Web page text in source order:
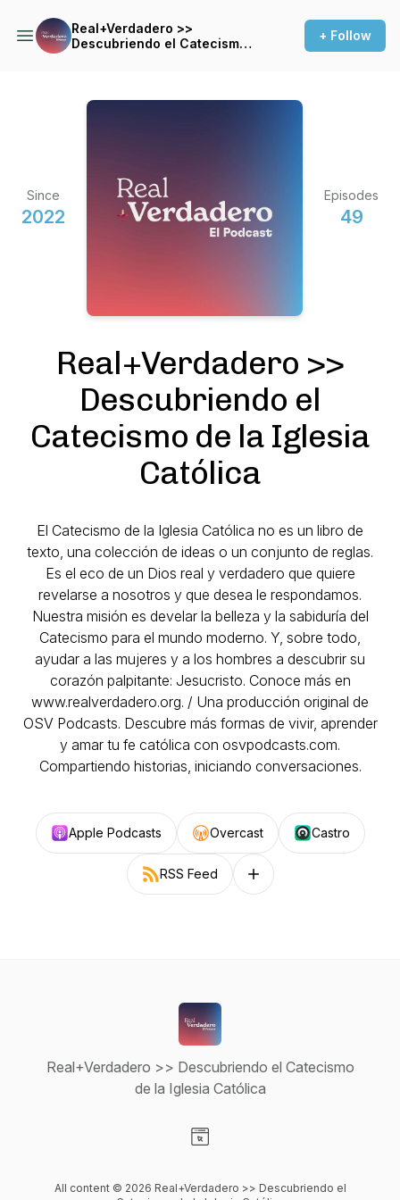
Real+Verdadero >>
Descubriendo el Catecismo
+ Follow
Since
2022
Episodes
49
Real+Verdadero >>
Descubriendo el
Catecismo de la Iglesia
Católica
El Catecismo de la Iglesia Católica no es un libro de
texto, una colección de ideas o un conjunto de reglas.
Es el eco de un Dios real y verdadero que quiere
revelarse a nosotros y que desea le respondamos.
Nuestra misión es develar la belleza y la sabiduría del
Catecismo para el mundo moderno. Y, sobre todo,
ayudar a las mujeres y a los hombres a descubrir su
corazón palpitante: Jesucristo. Conoce más en
www.realverdadero.org. / Una producción original de
OSV Podcasts. Descubre más formas de vivir, aprender
y amar tu fe católica con osvpodcasts.com.
Compartiendo historias, iniciando conversaciones.
Apple Podcasts Overcast Castro
RSS Feed Follow on other platforms
Real+Verdadero >> Descubriendo el Catecismo
de la Iglesia Católica
All content © 2026 Real+Verdadero >> Descubriendo el